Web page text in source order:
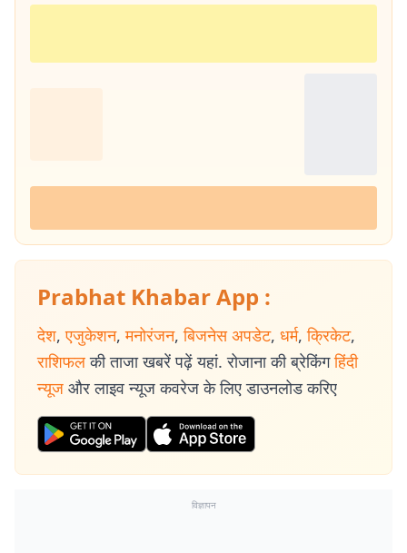
Prabhat Khabar App :
देश, एजुकेशन, मनोरंजन, बिजनेस अपडेट, धर्म, क्रिकेट,
राशिफल की ताजा खबरें पढ़ें यहां. रोजाना की ब्रेकिंग हिंदी
न्यूज और लाइव न्यूज कवरेज के लिए डाउनलोड करिए
विज्ञापन